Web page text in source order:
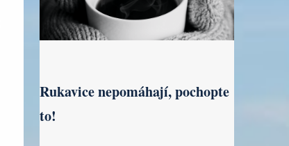
Rukavice nepomáhají, pochopte
to!